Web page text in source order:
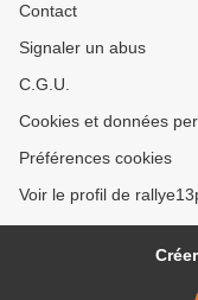
Contact
Signaler un abus
C.G.U.
Cookies et données
Préférences cookies
Voir le profil de